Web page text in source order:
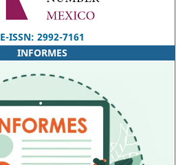
E-ISSN: 2992-7161
INFORMES